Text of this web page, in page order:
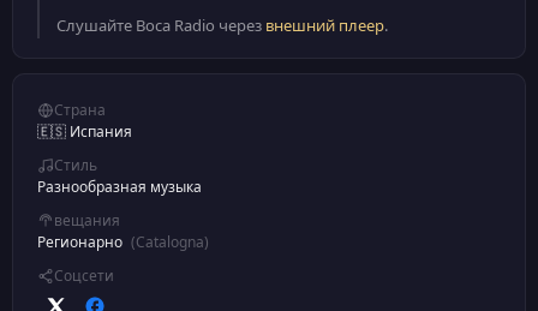
Слушайте Boca Radio через внешний плеер.
Страна
🇪🇸 Испания
Стиль
Разнообразная музыка
вещания
Регионарно (Catalogna)
Соцсети